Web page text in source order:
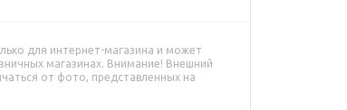
для интернет-магазина и может
магазинах. Внимание! Внешний
от фото, представленных на